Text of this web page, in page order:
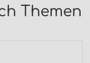
Themen